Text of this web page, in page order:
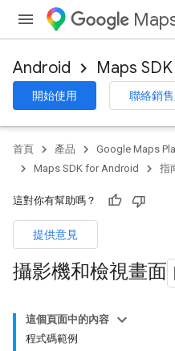
Android Maps
開始使用 聯絡銷
首頁 產品 Google Maps
Maps SDK for Android
指
這對你有幫助嗎？
提供意見
攝影機和檢視畫面
這個頁面中的內容
程式碼範例